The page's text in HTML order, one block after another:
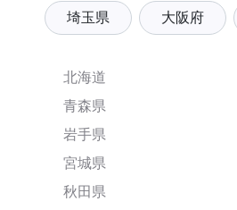
埼玉県 大阪府
北海道
青森県
岩手県
宮城県
秋田県